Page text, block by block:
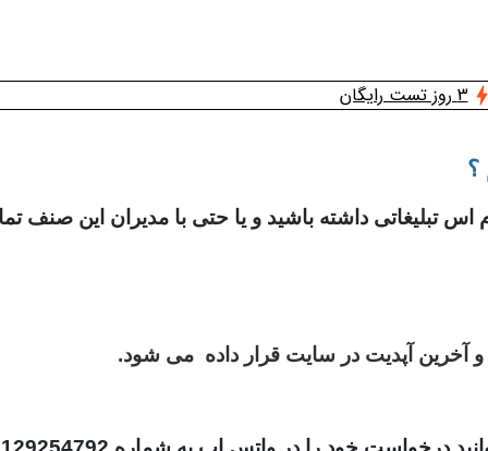
3 روز تست رایگان
؟
تبلیغاتی داشته باشید و یا حتی با مدیران این صنف